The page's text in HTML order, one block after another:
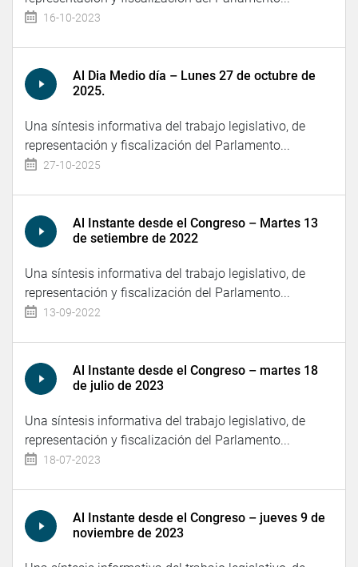
16-10-2023
Al Dia Medio día – Lunes 27 de octubre de
2025.
Una síntesis informativa del trabajo legislativo, de
representación y fiscalización del Parlamento...
27-10-2025
Al Instante desde el Congreso – Martes 13
de setiembre de 2022
Una síntesis informativa del trabajo legislativo, de
representación y fiscalización del Parlamento...
13-09-2022
Al Instante desde el Congreso – martes 18
de julio de 2023
Una síntesis informativa del trabajo legislativo, de
representación y fiscalización del Parlamento...
18-07-2023
Al Instante desde el Congreso – jueves 9 de
noviembre de 2023